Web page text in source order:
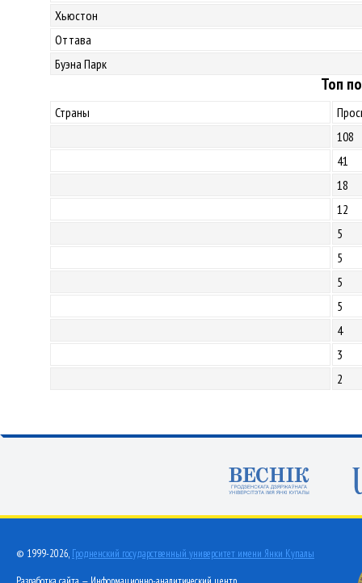
Хьюстон
Оттава
Буэна Парк
Топ
Страны
108
41
18
12
5
5
5
5
4
3
2
© 1999-2026, Гродненский государственный университет имени Янки Купалы